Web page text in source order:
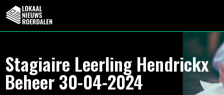
Stagiaire Leerling Hendrickx
Beheer 30-04-2024